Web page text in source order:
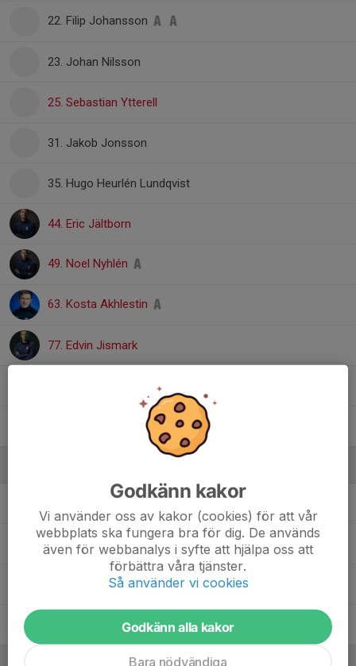
22. Filip Johansson
23. Johan Nilsson
25. Sebastian Ytterell
31. Jakob Jonsson
35. Hugo Heurlén Lundqvist
44. Eric Jältborn
49. Noel Nyhlén
63. Kosta Akhlestin
77. Edvin Jismark
97. Victor Göransson
98. Isac Johansson
Stefan Friberg Slipning
Anders HolmgrenBokning matcher / Material
Adam Jismark Assisterande Tränare
Lagledare
Godkänn kakor
Vi använder oss av kakor (cookies) för att vår
webbplats ska fungera bra för dig. De används
även för webbanalys i syfte att hjälpa oss att
förbättra våra tjänster.
Så använder vi cookies
Godkänn alla kakor
Bara nödvändiga